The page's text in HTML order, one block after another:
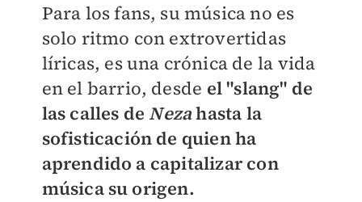
Para los fans, su música no es
solo ritmo con extrovertidas
líricas, es una crónica de la vida
en el barrio, desde el "slang" de
las calles deNezahasta la
sofisticación de quien ha
aprendido a capitalizar con
música su origen.